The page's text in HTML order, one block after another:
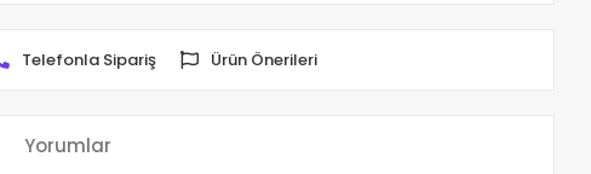
Telefonla Sipariş Ürün Önerileri
Yorumlar